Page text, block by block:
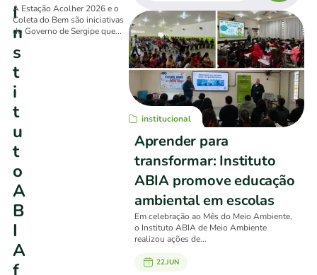
I
n
s
t
i
t
u
t
o
A
B
I
A
f
A Estação Acolher 2026 e o
Coleta do Bem são iniciativas
do Governo de Sergipe que...
30.JUN
institucional
Aprender para
transformar: Instituto
ABIA promove educação
ambiental em escolas
Em celebração ao Mês do Meio Ambiente,
o Instituto ABIA de Meio Ambiente
realizou ações de...
22.JUN